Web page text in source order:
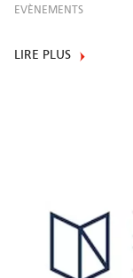
EVÈNEMENTS
LIRE PLUS